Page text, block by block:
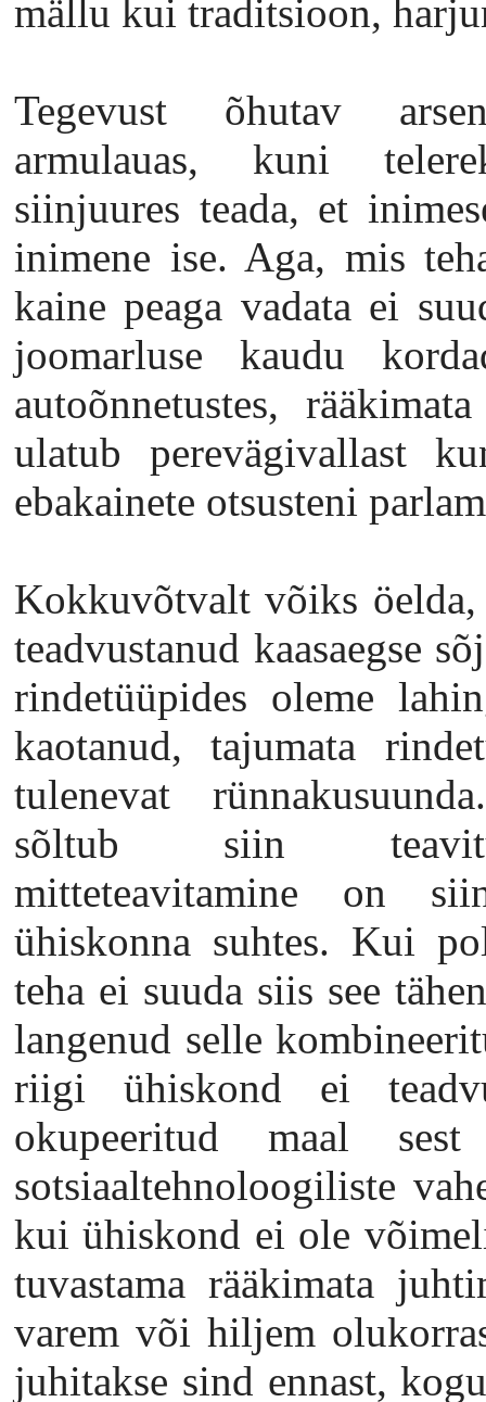
mällu kui traditsioon,
Tegevust õhutav
armulauas, kuni
siinjuures teada, et
inimene ise. Aga, mis
kaine peaga vadata ei
joomarluse kaudu
autoõnnetustes,
ulatub perevägivallast
ebakainete otsusteni
Kokkuvõtvalt võiks
teadvustanud kaasaegse
rindetüüpides oleme
kaotanud, tajumata
tulenevat
sõltub siin
mitteteavitamine on
ühiskonna suhtes. Kui
teha ei suuda siis see
langenud selle
riigi ühiskond ei
okupeeritud maal
sotsiaaltehnoloogiliste
kui ühiskond ei ole
tuvastama rääkimata
varem või hiljem
juhitakse sind ennast,